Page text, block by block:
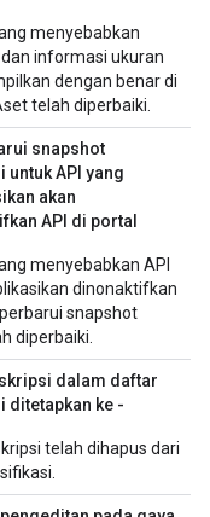
menyebabkan
informasi ukuran
dengan benar di
telah diperbaiki.
snapshot
untuk API yang
akan
API di portal
menyebabkan API
dinonaktifkan
snapshot
diperbaiki.
dalam daftar
ditetapkan ke -
telah dihapus dari